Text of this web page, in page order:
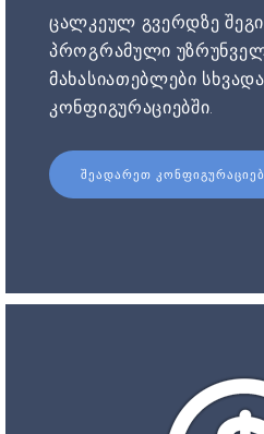
ცალკეულ გვერდზე
პროგრამული
მახასიათებლები
კონფიგურაციებში.
ᲨᲔᲐᲓᲐᲠᲔᲗ